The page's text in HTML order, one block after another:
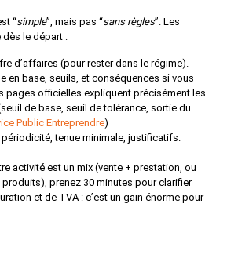
“simple”, mais pas “sans règles”. Les
le départ :
d’affaires (pour rester dans le régime).
en base, seuils, et conséquences si vous
pages officielles expliquent précisément les
de base, seuil de tolérance, sortie du
Public Entreprendre)
périodicité, tenue minimale, justificatifs.
activité est un mix (vente + prestation, ou
prenez 30 minutes pour clarifier
et de TVA : c’est un gain énorme pour